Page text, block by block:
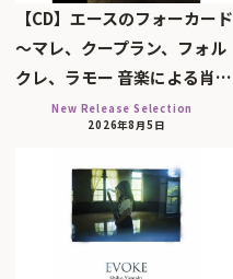
【CD】エースのフォーカード
～マレ、クープラン、フォル
クレ、ラモー 音楽による肖…
New Release Selection
2026年8月5日